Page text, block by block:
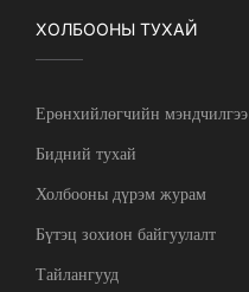
ХОЛБООНЫ ТУХАЙ
Ерөнхийлөгчийн мэндчилгээ
Бидний тухай
Холбооны дүрэм журам
Бүтэц зохион байгуулалт
Тайлангууд